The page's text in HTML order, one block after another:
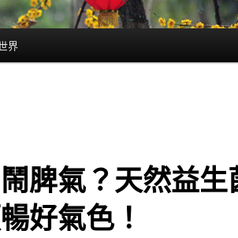
界
脾氣？天然益
好氣色！